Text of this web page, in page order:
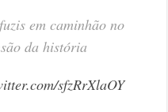
em caminhão no
da história
sfzRrXlaOY